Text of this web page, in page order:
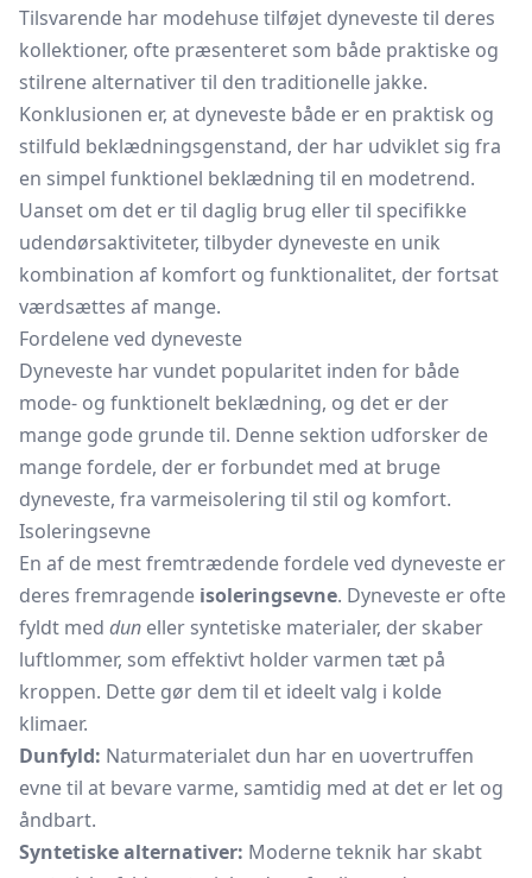
Tilsvarende har modehuse tilføjet dyneveste til deres
kollektioner, ofte præsenteret som både praktiske og
stilrene alternativer til den traditionelle jakke.
Konklusionen er, at dyneveste både er en praktisk og
stilfuld beklædningsgenstand, der har udviklet sig fra
en simpel funktionel beklædning til en modetrend.
Uanset om det er til daglig brug eller til specifikke
udendørsaktiviteter, tilbyder dyneveste en unik
kombination af komfort og funktionalitet, der fortsat
værdsættes af mange.
Fordelene ved dyneveste
Dyneveste har vundet popularitet inden for både
mode- og funktionelt beklædning, og det er der
mange gode grunde til. Denne sektion udforsker de
mange fordele, der er forbundet med at bruge
dyneveste, fra varmeisolering til stil og komfort.
Isoleringsevne
En af de mest fremtrædende fordele ved dyneveste er
deres fremragende isoleringsevne. Dyneveste er ofte
fyldt med dun eller syntetiske materialer, der skaber
luftlommer, som effektivt holder varmen tæt på
kroppen. Dette gør dem til et ideelt valg i kolde
klimaer.
Dunfyld: Naturmaterialet dun har en uovertruffen
evne til at bevare varme, samtidig med at det er let og
åndbart.
Syntetiske alternativer: Moderne teknik har skabt